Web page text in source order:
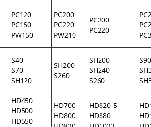
PC120
PC150
PW150
PC200
PC220
PW210
PC200
PC220
S40
S70
SH120
SH200
S260
SH200
SH240
S260
S90
HD450
HD500
HD550
HD700
HD800
HD820-5
HD880